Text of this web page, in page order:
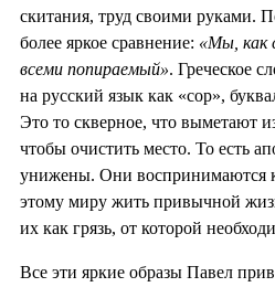
скитания, труд своими руками.
более яркое сравнение: «Мы, как
всеми попираемый». Греческое
на русский язык как «сор»,
Это то скверное, что выметают
чтобы очистить место. То есть
унижены. Они воспринимаются
этому миру жить привычной
их как грязь, от которой
Все эти яркие образы Павел